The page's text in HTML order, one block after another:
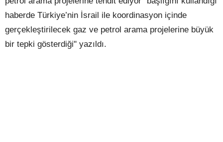
haberde Türkiye’nin İsrail ile koordinasyon içinde
gerçekleştirilecek gaz ve petrol arama projelerine büyük
bir tepki gösterdiği" yazıldı.